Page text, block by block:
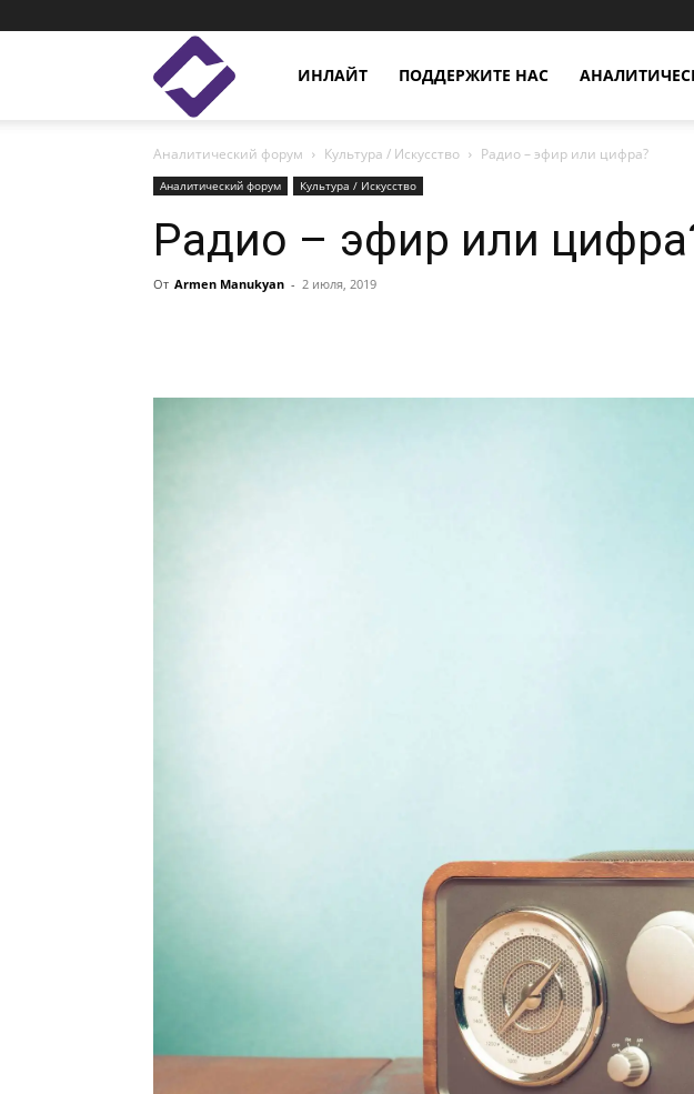
Enlight
Studies
ИНЛАЙТ ПОДДЕРЖИТЕ НАС
Аналитический форум Культура / Искусство Радио – эфир или цифра?
Аналитический форум Культура / Искусство
Радио – эфир или
От Armen Manukyan - 2 июля, 2019